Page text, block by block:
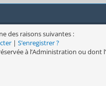
des raisons suivantes :
| S’enregistrer ?
à l’Administration ou